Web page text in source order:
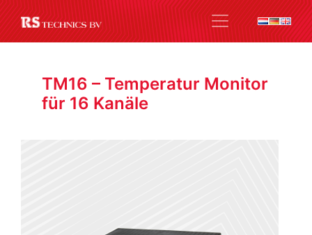
TM16 – Temperatur Monitor
für 16 Kanäle